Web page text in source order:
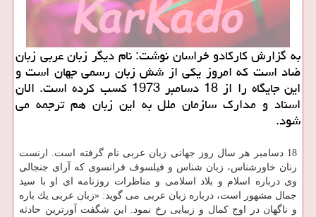
به گزارش كاركادو خراسان نوشت: نام دیگر زبان عربی زبان
ضاد است كه امروز یكی از شش زبان رسمی جهان است و
این جایگاه را از 18 دسامبر 1973 كسب كرده است. الان
اسناد و مدارك سازمان ملل به این زبان هم ترجمه می
شود.
18 دسامبر هر سال روز جهانی زبان عربی نام گرفته است. ارنست
رنان خاورشناس، زبان شناس و فیلسوف فرانسوی كه آرای جنجالی
وی درباره اسلام و بلاد اسلامی و مناظرات روزنامه ای او با سید
جمال مشهور است، درباره زبان عربی می گوید: «زبان عربی یك باره
و ناگهان در اوج كمال و زیبایی رخ نمود. این شگفت آورترین حادثه